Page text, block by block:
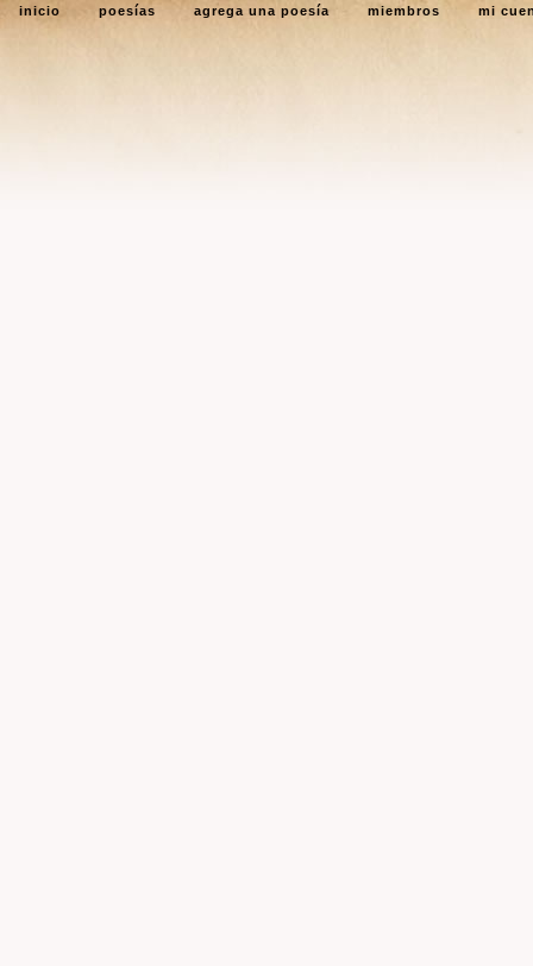
inicio poesías agrega una poesía miembros mi